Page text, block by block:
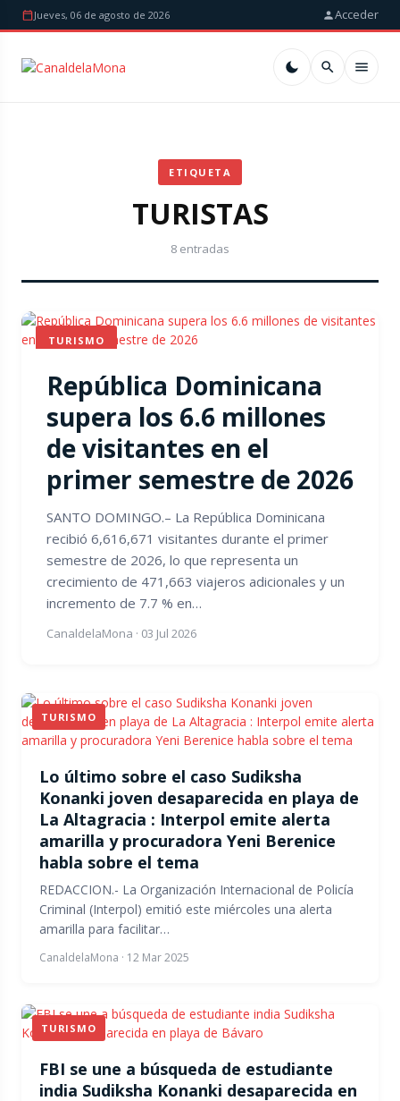
Jueves, 06 de agosto de 2026 Acceder
ETIQUETA
TURISTAS
8 entradas
TURISMO
República Dominicana
supera los 6.6 millones
de visitantes en el
primer semestre de 2026
SANTO DOMINGO.– La República Dominicana
recibió 6,616,671 visitantes durante el primer
semestre de 2026, lo que representa un
crecimiento de 471,663 viajeros adicionales y un
incremento de 7.7 % en…
CanaldelaMona · 03 Jul 2026
TURISMO
Lo último sobre el caso Sudiksha
Konanki joven desaparecida en playa de
La Altagracia : Interpol emite alerta
amarilla y procuradora Yeni Berenice
habla sobre el tema
REDACCION.- La Organización Internacional de Policía
Criminal (Interpol) emitió este miércoles una alerta
amarilla para facilitar…
CanaldelaMona · 12 Mar 2025
TURISMO
FBI se une a búsqueda de estudiante
india Sudiksha Konanki desaparecida en